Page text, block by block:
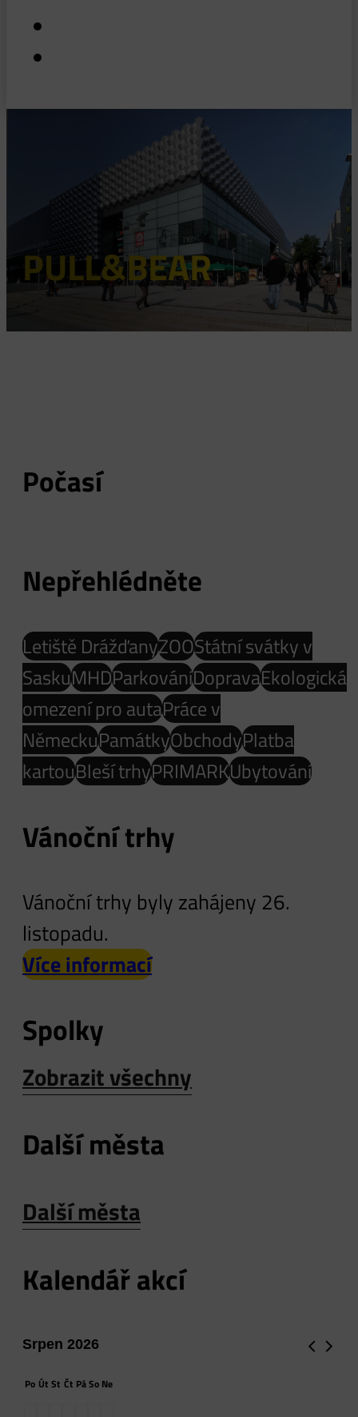
PULL&BEAR
Počasí
Nepřehlédněte
Letiště DrážďanyZOOStátní svátky v
SaskuMHDParkováníDopravaEkologická
omezení pro autaPráce v
NěmeckuPamátkyObchodyPlatba
kartouBleší trhyPRIMARKUbytování
Vánoční trhy
Vánoční trhy byly zahájeny 26.
listopadu.
Více informací
Spolky
Zobrazit všechny
Další města
Další města
Kalendář akcí
Srpen 2026
Po Út St Čt PáSo Ne